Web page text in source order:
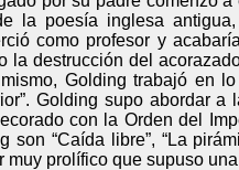
la poesía inglesa
como profesor y
destrucción del
Golding trabajó en
Golding supo abordar
con la Orden del
“Caída libre”, “La
prolífico que supuso